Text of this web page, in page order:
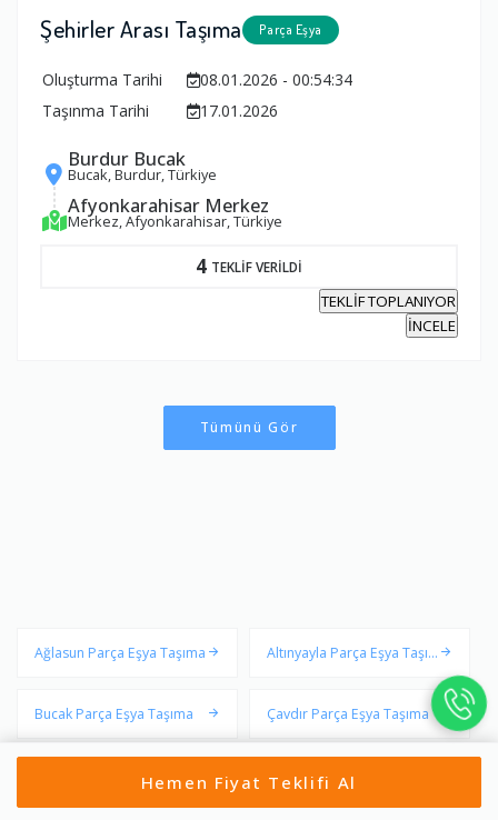
Şehirler Arası Taşıma Parça Eşya
Oluşturma Tarihi
08.01.2026 - 00:54:34
Taşınma Tarihi
17.01.2026
Burdur Bucak
Bucak, Burdur, Türkiye
Afyonkarahisar Merkez
Merkez, Afyonkarahisar, Türkiye
4 TEKLİF VERİLDİ
TEKLİF TOPLANIYOR
İNCELE
Tümünü Gör
Ağlasun Parça Eşya Taşıma
Altınyayla Parça Eşya Taşı
Bucak Parça Eşya Taşıma
Çavdır Parça Eşya Taşıma
Çeltikçi Parça Eşya Taşıma
Gölhisar Parça Eşya Taşım
Hemen Fiyat Teklifi Al